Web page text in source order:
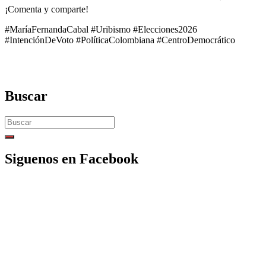
¡Comenta y comparte!
#MaríaFernandaCabal #Uribismo #Elecciones2026
#IntenciónDeVoto #PolíticaColombiana #CentroDemocrático
Buscar
Search
for:
Siguenos en Facebook